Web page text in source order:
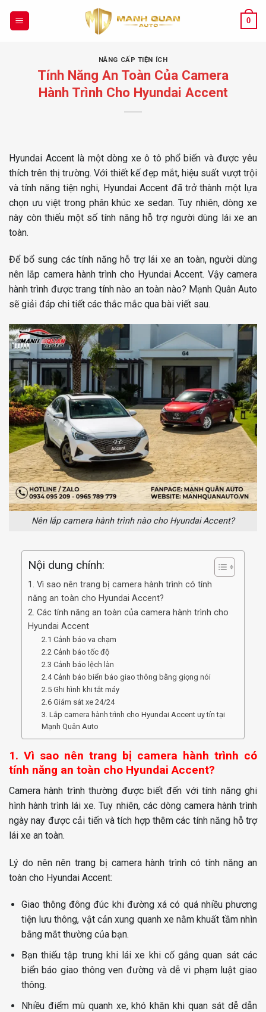
0
NÂNG CẤP TIỆN ÍCH
Tính Năng An Toàn Của Camera
Hành Trình Cho Hyundai Accent
Hyundai Accent là một dòng xe ô tô phổ biến và được yêu
thích trên thị trường. Với thiết kế đẹp mắt, hiệu suất vượt trội
và tính năng tiện nghi, Hyundai Accent đã trở thành một lựa
chọn ưu việt trong phân khúc xe sedan. Tuy nhiên, dòng xe
này còn thiếu một số tính năng hỗ trợ người dùng lái xe an
toàn.
Để bổ sung các tính năng hỗ trợ lái xe an toàn, người dùng
nên lắp camera hành trình cho Hyundai Accent. Vậy camera
hành trình được trang tính nào an toàn nào? Mạnh Quân Auto
sẽ giải đáp chi tiết các thắc mắc qua bài viết sau.
Nên lắp camera hành trình nào cho Hyundai Accent?
Nội dung chính:
1. Vì sao nên trang bị camera hành trình có tính
năng an toàn cho Hyundai Accent?
2. Các tính năng an toàn của camera hành trình cho
Hyundai Accent
2.1 Cảnh báo va chạm
2.2 Cảnh báo tốc độ
2.3 Cảnh báo lệch làn
2.4 Cảnh báo biển báo giao thông bằng giọng nói
2.5 Ghi hình khi tắt máy
2.6 Giám sát xe 24/24
3. Lắp camera hành trình cho Hyundai Accent uy tín tại
Mạnh Quân Auto
1. Vì sao nên trang bị camera hành trình có
tính năng an toàn cho Hyundai Accent?
Camera hành trình thường được biết đến với tính năng ghi
hình hành trình lái xe. Tuy nhiên, các dòng camera hành trình
ngày nay được cải tiến và tích hợp thêm các tính năng hỗ trợ
lái xe an toàn.
Lý do nên nên trang bị camera hành trình có tính năng an
toàn cho Hyundai Accent:
Giao thông đông đúc khi đường xá có quá nhiều phương
tiện lưu thông, vật cản xung quanh xe nằm khuất tầm nhìn
bằng mắt thường của bạn.
Bạn thiếu tập trung khi lái xe khi cố gắng quan sát các
biển báo giao thông ven đường và dễ vi phạm luật giao
thông.
Nhiều điểm mù quanh xe, khó khăn khi quan sát dễ dẫn